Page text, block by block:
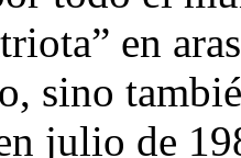
en
sino
julio de